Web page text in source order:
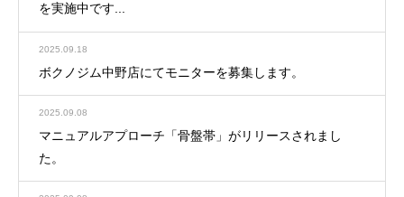
を実施中です...
2025.09.18
ボクノジム中野店にてモニターを募集します。
2025.09.08
マニュアルアプローチ「骨盤帯」がリリースされまし
た。